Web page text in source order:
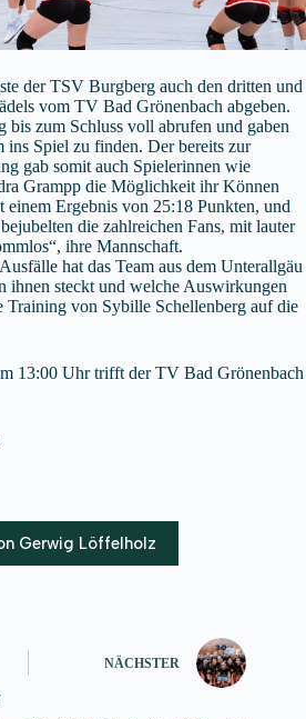
der TSV Burgberg auch den dritten und
vom TV Bad Grönenbach abgeben.
bis zum Schluss voll abrufen und gaben
ins Spiel zu finden. Der bereits zur
gab somit auch Spielerinnen wie
Grampp die Möglichkeit ihr Können
Ergebnis von 25:18 Punkten, und
die zahlreichen Fans, mit lauter
ihre Mannschaft.
hat das Team aus dem Unterallgäu
ihnen steckt und welche Auswirkungen
Training von Sybille Schellenberg auf die
13:00 Uhr trifft der TV Bad Grönenbach
Gerwig Löffelholz
NÄCHSTER